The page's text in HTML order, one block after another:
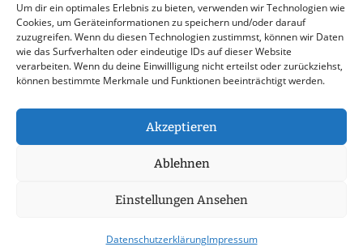
Um dir ein optimales Erlebnis zu bieten, verwenden wir Technologien wie
Cookies, um Geräteinformationen zu speichern und/oder darauf
zuzugreifen. Wenn du diesen Technologien zustimmst, können wir Daten
wie das Surfverhalten oder eindeutige IDs auf dieser Website
verarbeiten. Wenn du deine Einwillligung nicht erteilst oder zurückziehst,
können bestimmte Merkmale und Funktionen beeinträchtigt werden.
Akzeptieren
Ablehnen
Einstellungen Ansehen
DatenschutzerklärungImpressum
AGB
Datenschutzerklärung
Haftungsausschluss
Impressum
Kontakt
© 2026 wiga care - a part of Stemweder Service